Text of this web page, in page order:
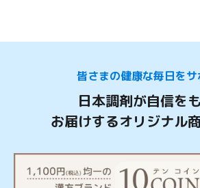
皆さまの健康な毎日をサ
日本調剤が自信を
お届けするオリジナル商